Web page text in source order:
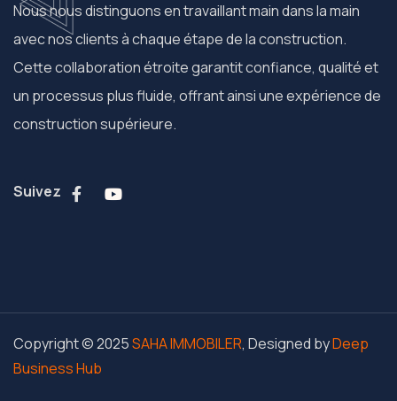
Nous nous distinguons en travaillant main dans la main
avec nos clients à chaque étape de la construction.
Cette collaboration étroite garantit confiance, qualité et
un processus plus fluide, offrant ainsi une expérience de
construction supérieure.
Suivez
Copyright © 2025SAHA IMMOBILER, Designed byDeep
Business Hub